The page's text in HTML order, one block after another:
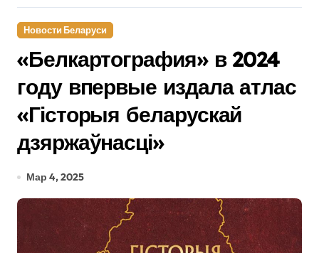
Новости Беларуси
«Белкартография» в 2024
году впервые издала атлас
«Гісторыя беларускай
дзяржаўнасці»
Мар 4, 2025